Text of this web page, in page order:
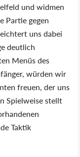
und widmen
Partie gegen
uns dabei
deutlich
Menüs des
würden wir
freuen, der uns
Spielweise stellt
Taktik